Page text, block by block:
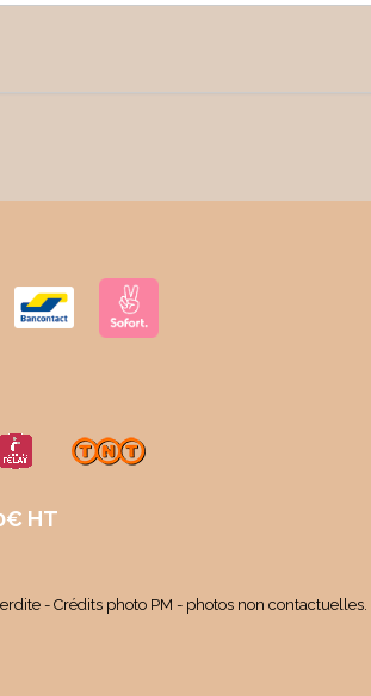
HT
- Crédits photo PM - photos non contactuelles.